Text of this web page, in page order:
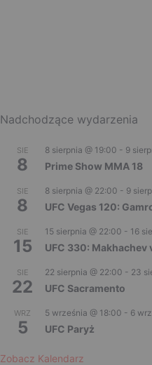
Nadchodzące wydarzenia
SIE
8
8 sierpnia @ 19:00 - 9
Prime Show MMA 18
SIE
8
8 sierpnia @ 22:00 - 9
UFC Vegas 120:
SIE
15
15 sierpnia @ 22:00 - 16
UFC 330: Makhachev
SIE
22
22 sierpnia @ 22:00 - 23
UFC Sacramento
WRZ
5
5 września @ 18:00 - 6
UFC Paryż
Zobacz Kalendarz